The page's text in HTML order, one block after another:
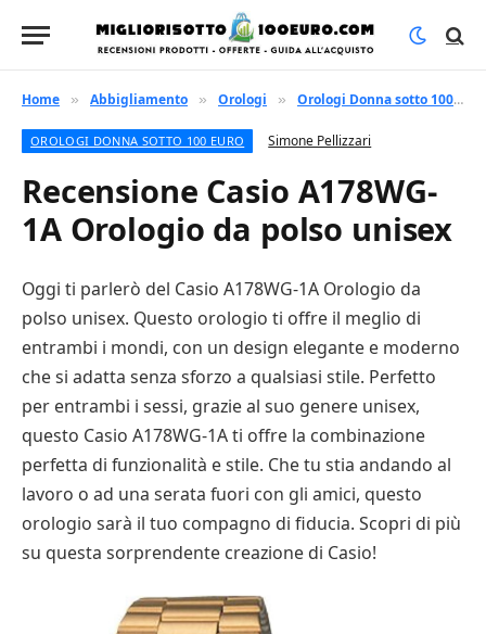
Home » Abbigliamento » Orologi » Orologi Donna sotto 100 euro
OROLOGI DONNA SOTTO 100 EURO Simone Pellizzari
Recensione Casio A178WG-
1A Orologio da polso unisex
Oggi ti parlerò del Casio A178WG-1A Orologio da
polso unisex. Questo orologio ti offre il meglio di
entrambi i mondi, con un design elegante e moderno
che si adatta senza sforzo a qualsiasi stile. Perfetto
per entrambi i sessi, grazie al suo genere unisex,
questo Casio A178WG-1A ti offre la combinazione
perfetta di funzionalità e stile. Che tu stia andando al
lavoro o ad una serata fuori con gli amici, questo
orologio sarà il tuo compagno di fiducia. Scopri di più
su questa sorprendente creazione di Casio!